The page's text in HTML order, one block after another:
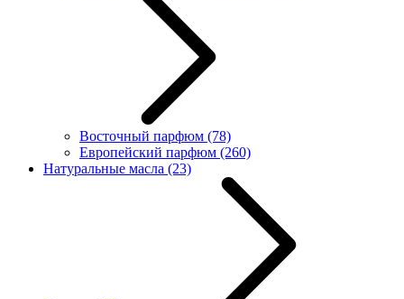
Восточный парфюм (78)
Европейский парфюм (260)
Натуральные масла (23)